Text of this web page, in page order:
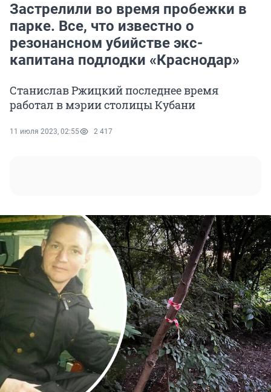
Застрелили во время пробежки в
парке. Все, что известно о
резонансном убийстве экс-
капитана подлодки «Краснодар»
Станислав Ржицкий последнее время
работал в мэрии столицы Кубани
11 июля 2023, 02:55 2 417